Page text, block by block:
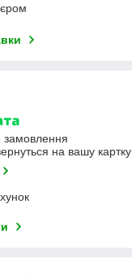
замовлення
на вашу картку